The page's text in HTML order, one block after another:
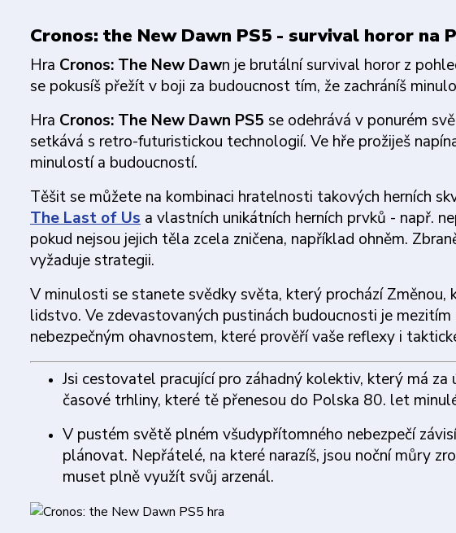
Cronos: the New Dawn PS5 - survival horor na
Hra Cronos: The New Dawn je brutální survival horor z
se pokusíš přežít v boji za budoucnost tím, že zachráníš
Hra Cronos: The New Dawn PS5 se odehrává v ponurém
setkává s retro-futuristickou technologií. Ve hře prožiješ
minulostí a budoucností.
Těšit se můžete na kombinaci hratelnosti takových herních
The Last of Us a vlastních unikátních herních prvků - např.
pokud nejsou jejich těla zcela zničena, například ohněm.
vyžaduje strategii.
V minulosti se stanete svědky světa, který prochází
lidstvo. Ve zdevastovaných pustinách budoucnosti je
nebezpečným ohavnostem, které prověří vaše reflexy i
Jsi cestovatel pracující pro záhadný kolektiv, který má
časové trhliny, které tě přenesou do Polska 80. let
V pustém světě plném všudypřítomného nebezpečí
plánovat. Nepřátelé, na které narazíš, jsou noční můry
muset plně využít svůj arzenál.